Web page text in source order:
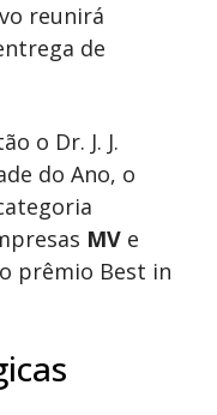
reunirá
de
o Dr. J. J.
do Ano, o
MV e
prêmio Best in